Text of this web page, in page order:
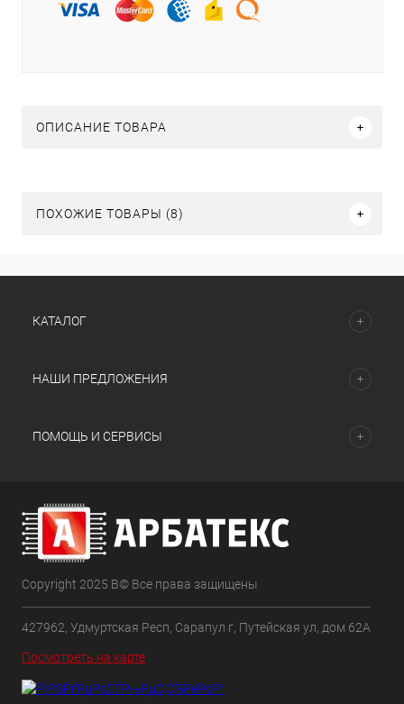
ОПИСАНИЕ ТОВАРА
ПОХОЖИЕ ТОВАРЫ (8)
КАТАЛОГ
НАШИ ПРЕДЛОЖЕНИЯ
ПОМОЩЬ И СЕРВИСЫ
Copyright 2025 В© Все права защищены
427962, Удмуртская Респ, Сарапул г, Путейская ул, дом 62А
Посмотреть на карте